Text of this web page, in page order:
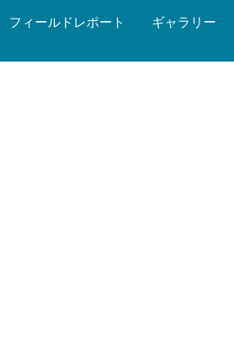
フィールドレポート ギャラリー